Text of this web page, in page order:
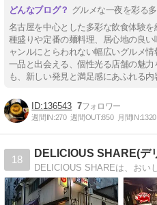
グルメな一夜を彩る
名古屋を中心とした多彩な飲食体験
種盛りや定番の麺料理、居心地の良
ャンルにとらわれない幅広いグルメ
一品と出会える、個性光る店舗の魅
も、新しい発見と満足感にあふれる内
136543 7
週間IN:270 週間OUT:850 月間IN:1320
18
DELICIOUS SHARE(デ